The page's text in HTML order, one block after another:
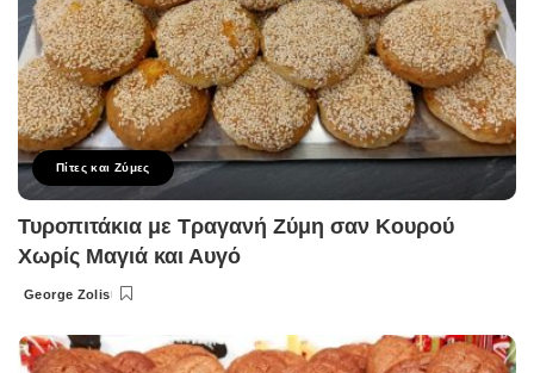
Πίτες και Ζύμες
Τυροπιτάκια με Τραγανή Ζύμη σαν Κουρού
Χωρίς Μαγιά και Αυγό
Posted
George Zolis